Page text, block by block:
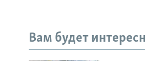
Вам будет